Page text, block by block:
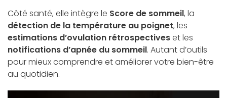
Côté santé, elle intègre le Score de sommeil, la
détection de la température au poignet, les
estimations d’ovulation rétrospectiveset les
notifications d’apnée du sommeil. Autant d’outils
pour mieux comprendre et améliorer votre bien-être
au quotidien.